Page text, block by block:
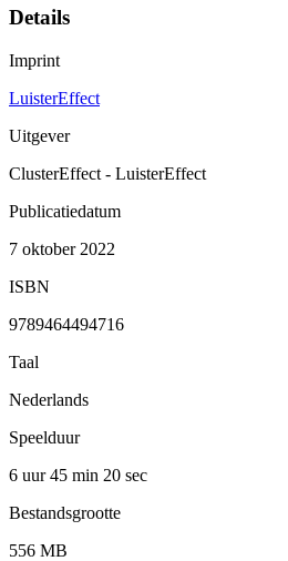
Details
Imprint
LuisterEffect
Uitgever
ClusterEffect - LuisterEffect
Publicatiedatum
7 oktober 2022
ISBN
9789464494716
Taal
Nederlands
Speelduur
6 uur 45 min 20 sec
Bestandsgrootte
556 MB